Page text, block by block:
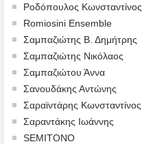
Ροδόπουλος Κωνσταντίνος
Romiosini Ensemble
Σαμπαζιώτης Β. Δημήτρης
Σαμπαζιώτης Νικόλαος
Σαμπαζιώτου Άννα
Σανουδάκης Αντώνης
Σαραϊντάρης Κωνσταντίνος
Σαραντάκης Ιωάννης
SEMITONO